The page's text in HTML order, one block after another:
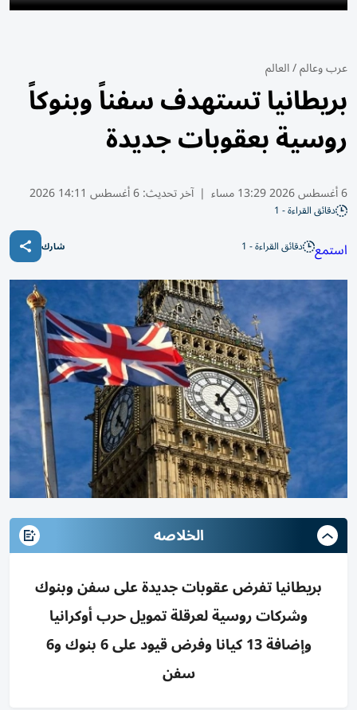
عرب وعالم/العالم
بريطانيا تستهدف سفناً وبنوكاً
روسية بعقوبات جديدة
6 أغسطس 2026 13:29 مساء | آخر تحديث:6 أغسطس 14:11 2026
دقائق القراءة - 1
استمع دقائق القراءة - 1 شارك
الخلاصه
بريطانيا تفرض عقوبات جديدة على سفن وبنوك
وشركات روسية لعرقلة تمويل حرب أوكرانيا
وإضافة 13 كيانا وفرض قيود على 6 بنوك و6
سفن